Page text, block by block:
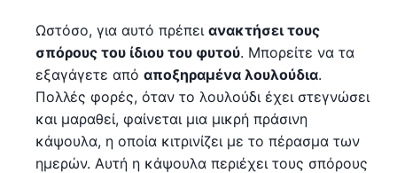
Ωστόσο, για αυτό πρέπει ανακτήσει τους
σπόρους του ίδιου του φυτού. Μπορείτε να τα
εξαγάγετε από αποξηραμένα λουλούδια.
Πολλές φορές, όταν το λουλούδι έχει στεγνώσει
και μαραθεί, φαίνεται μια μικρή πράσινη
κάψουλα, η οποία κιτρινίζει με το πέρασμα των
ημερών. Αυτή η κάψουλα περιέχει τους σπόρους